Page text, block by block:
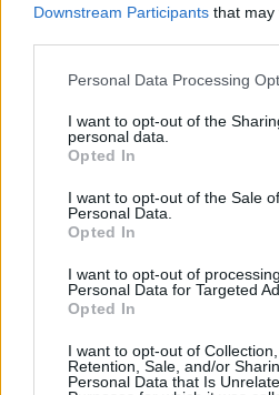
Downstream Participants that may
Please note that this website/app
not limited to your visit or usage
grant or deny consent to Google
use your data for below specified
consent section.
Personal Data Processing
I want to opt-out of the
personal data.
Opted In
I want to opt-out of the Sale
Personal Data.
Opted In
I want to opt-out of
Personal Data for Targeted
Opted In
I want to opt-out of
Retention, Sale, and/or
Personal Data that Is
Árpád alkotta trió, ők a bostoni
diákjai voltak, nemzetközileg is
számítanak.
Szerdán a Juhász Márton
a bluesé lesz a főszerep, Kenny
zongorához a Művelődési és
Pribojszki Mátyás szájharmonikás
Combo feat. Custom Big Band
bluesnapot a New Orleansból
pedig Bényei Tamás és a